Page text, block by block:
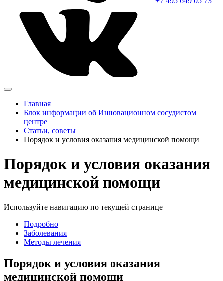
Главная
Блок информации об Инновационном сосудистом
центре
Статьи, советы
Порядок и условия оказания медицинской помощи
Порядок и условия оказания
медицинской помощи
Используйте навигацию по текущей странице
Подробно
Заболевания
Методы лечения
Порядок и условия оказания
медицинской помощи